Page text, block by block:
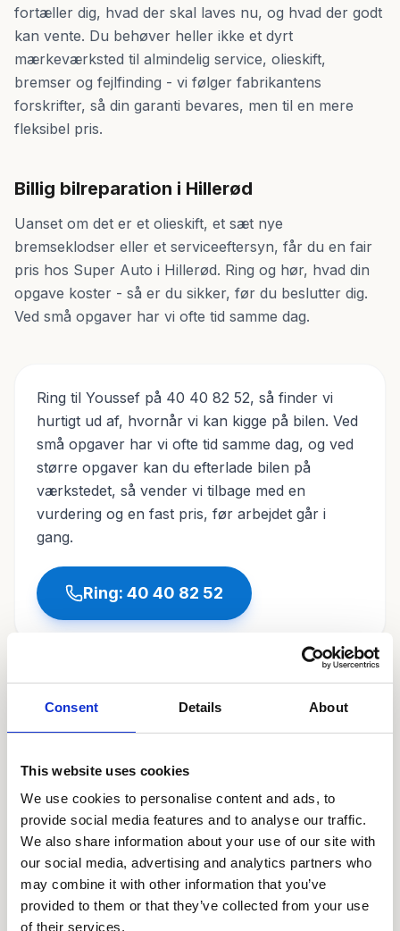
Consent Details About
This website uses cookies
We use cookies to personalise content and ads, to
provide social media features and to analyse our traffic.
We also share information about your use of our site with
our social media, advertising and analytics partners who
may combine it with other information that you’ve
provided to them or that they’ve collected from your use
of their services.
fortæller dig, hvad der skal laves nu, og hvad der godt
kan vente. Du behøver heller ikke et dyrt
mærkeværksted til almindelig service, olieskift,
bremser og fejlfinding - vi følger fabrikantens
forskrifter, så din garanti bevares, men til en mere
fleksibel pris.
Billig bilreparation i Hillerød
Uanset om det er et olieskift, et sæt nye
bremseklodser eller et serviceeftersyn, får du en fair
pris hos Super Auto i Hillerød. Ring og hør, hvad din
opgave koster - så er du sikker, før du beslutter dig.
Ved små opgaver har vi ofte tid samme dag.
Ring til Youssef på 40 40 82 52, så finder vi
hurtigt ud af, hvornår vi kan kigge på bilen. Ved
små opgaver har vi ofte tid samme dag, og ved
større opgaver kan du efterlade bilen på
værkstedet, så vender vi tilbage med en
vurdering og en fast pris, før arbejdet går i
gang.
Ring: 40 40 82 52
Relaterede ydelser
Serviceeftersyn
Dækskift